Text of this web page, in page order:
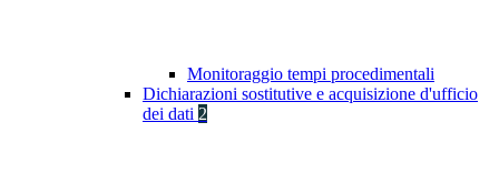
Monitoraggio tempi procedimentali
Dichiarazioni sostitutive e acquisizione d'ufficio
dei dati 2